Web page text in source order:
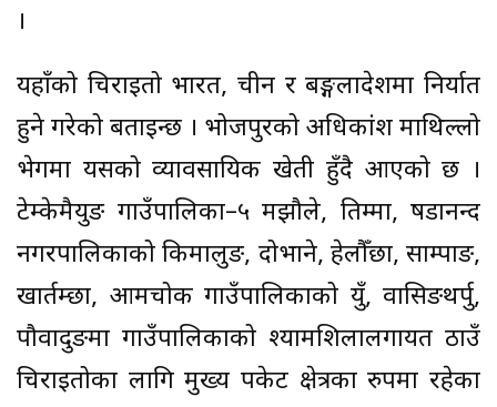
।
यहाँको चिराइतो भारत, चीन र बङ्गलादेशमा निर्यात
हुने गरेको बताइन्छ । भोजपुरको अधिकांश माथिल्लो
भेगमा यसको व्यावसायिक खेती हुँदै आएको छ ।
टेम्केमैयुङ गाउँपालिका–५ मझौले, तिम्मा, षडानन्द
नगरपालिकाको किमालुङ, दोभाने, हेलौँछा, साम्पाङ,
खार्तम्छा, आमचोक गाउँपालिकाको युँ, वासिङथर्पु,
पौवादुङमा गाउँपालिकाको श्यामशिलालगायत ठाउँ
चिराइतोका लागि मुख्य पकेट क्षेत्रका रुपमा रहेका